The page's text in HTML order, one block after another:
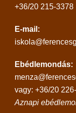
+36/20 215-3378
E-mail:
Ebédlemondás:
vagy: +36/20
Aznapi